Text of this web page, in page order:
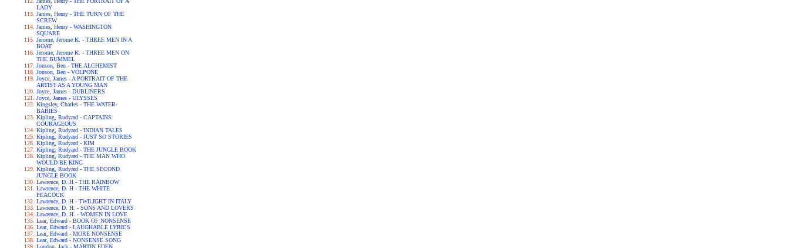
LADY
James, Henry - THE TURN OF THE
SCREW
James, Henry - WASHINGTON
SQUARE
Jerome, Jerome K. - THREE MEN IN A
BOAT
Jerome, Jerome K. - THREE MEN ON
THE BUMMEL
Jonson, Ben - THE ALCHEMIST
Jonson, Ben - VOLPONE
Joyce, James - A PORTRAIT OF THE
ARTIST AS A YOUNG MAN
Joyce, James - DUBLINERS
Joyce, James - ULYSSES
Kingsley, Charles - THE WATER-
BABIES
Kipling, Rudyard - CAPTAINS
COURAGEOUS
Kipling, Rudyard - INDIAN TALES
Kipling, Rudyard - JUST SO STORIES
Kipling, Rudyard - KIM
Kipling, Rudyard - THE JUNGLE BOOK
Kipling, Rudyard - THE MAN WHO
WOULD BE KING
Kipling, Rudyard - THE SECOND
JUNGLE BOOK
Lawrence, D. H - THE RAINBOW
Lawrence, D. H - THE WHITE
PEACOCK
Lawrence, D. H - TWILIGHT IN ITALY
Lawrence, D. H. - SONS AND LOVERS
Lawrence, D. H. - WOMEN IN LOVE
Lear, Edward - BOOK OF NONSENSE
Lear, Edward - LAUGHABLE LYRICS
Lear, Edward - MORE NONSENSE
Lear, Edward - NONSENSE SONG
London, Jack - MARTIN EDEN